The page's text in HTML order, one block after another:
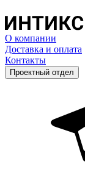
О компании
Доставка и оплата
Контакты
Проектный отдел